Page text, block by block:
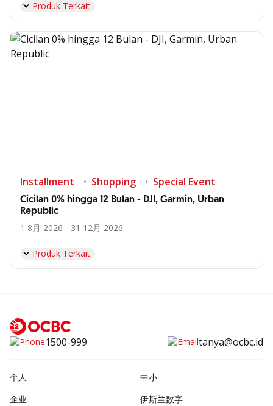
Produk Terkait
Installment Shopping Special Event
Cicilan 0% hingga 12 Bulan - DJI, Garmin, Urban
Republic
1 8月 2026 - 31 12月 2026
Produk Terkait
1500-999 tanya@ocbc.id
个人
中小
企业
伊斯兰数字